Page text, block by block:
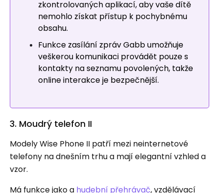
zkontrolovaných aplikací, aby vaše dítě
nemohlo získat přístup k pochybnému
obsahu.
Funkce zasílání zpráv Gabb umožňuje
veškerou komunikaci provádět pouze s
kontakty na seznamu povolených, takže
online interakce je bezpečnější.
3. Moudrý telefon II
Modely Wise Phone II patří mezi neinternetové
telefony na dnešním trhu a mají elegantní vzhled a
vzor.
Má funkce jako a hudební přehrávač, vzdělávací